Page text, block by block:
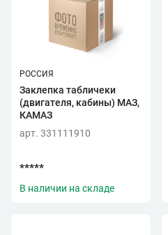
РОССИЯ
Заклепка табличеки
(двигателя, кабины) МАЗ,
КАМАЗ
арт. 331111910
*****
В наличии на складе